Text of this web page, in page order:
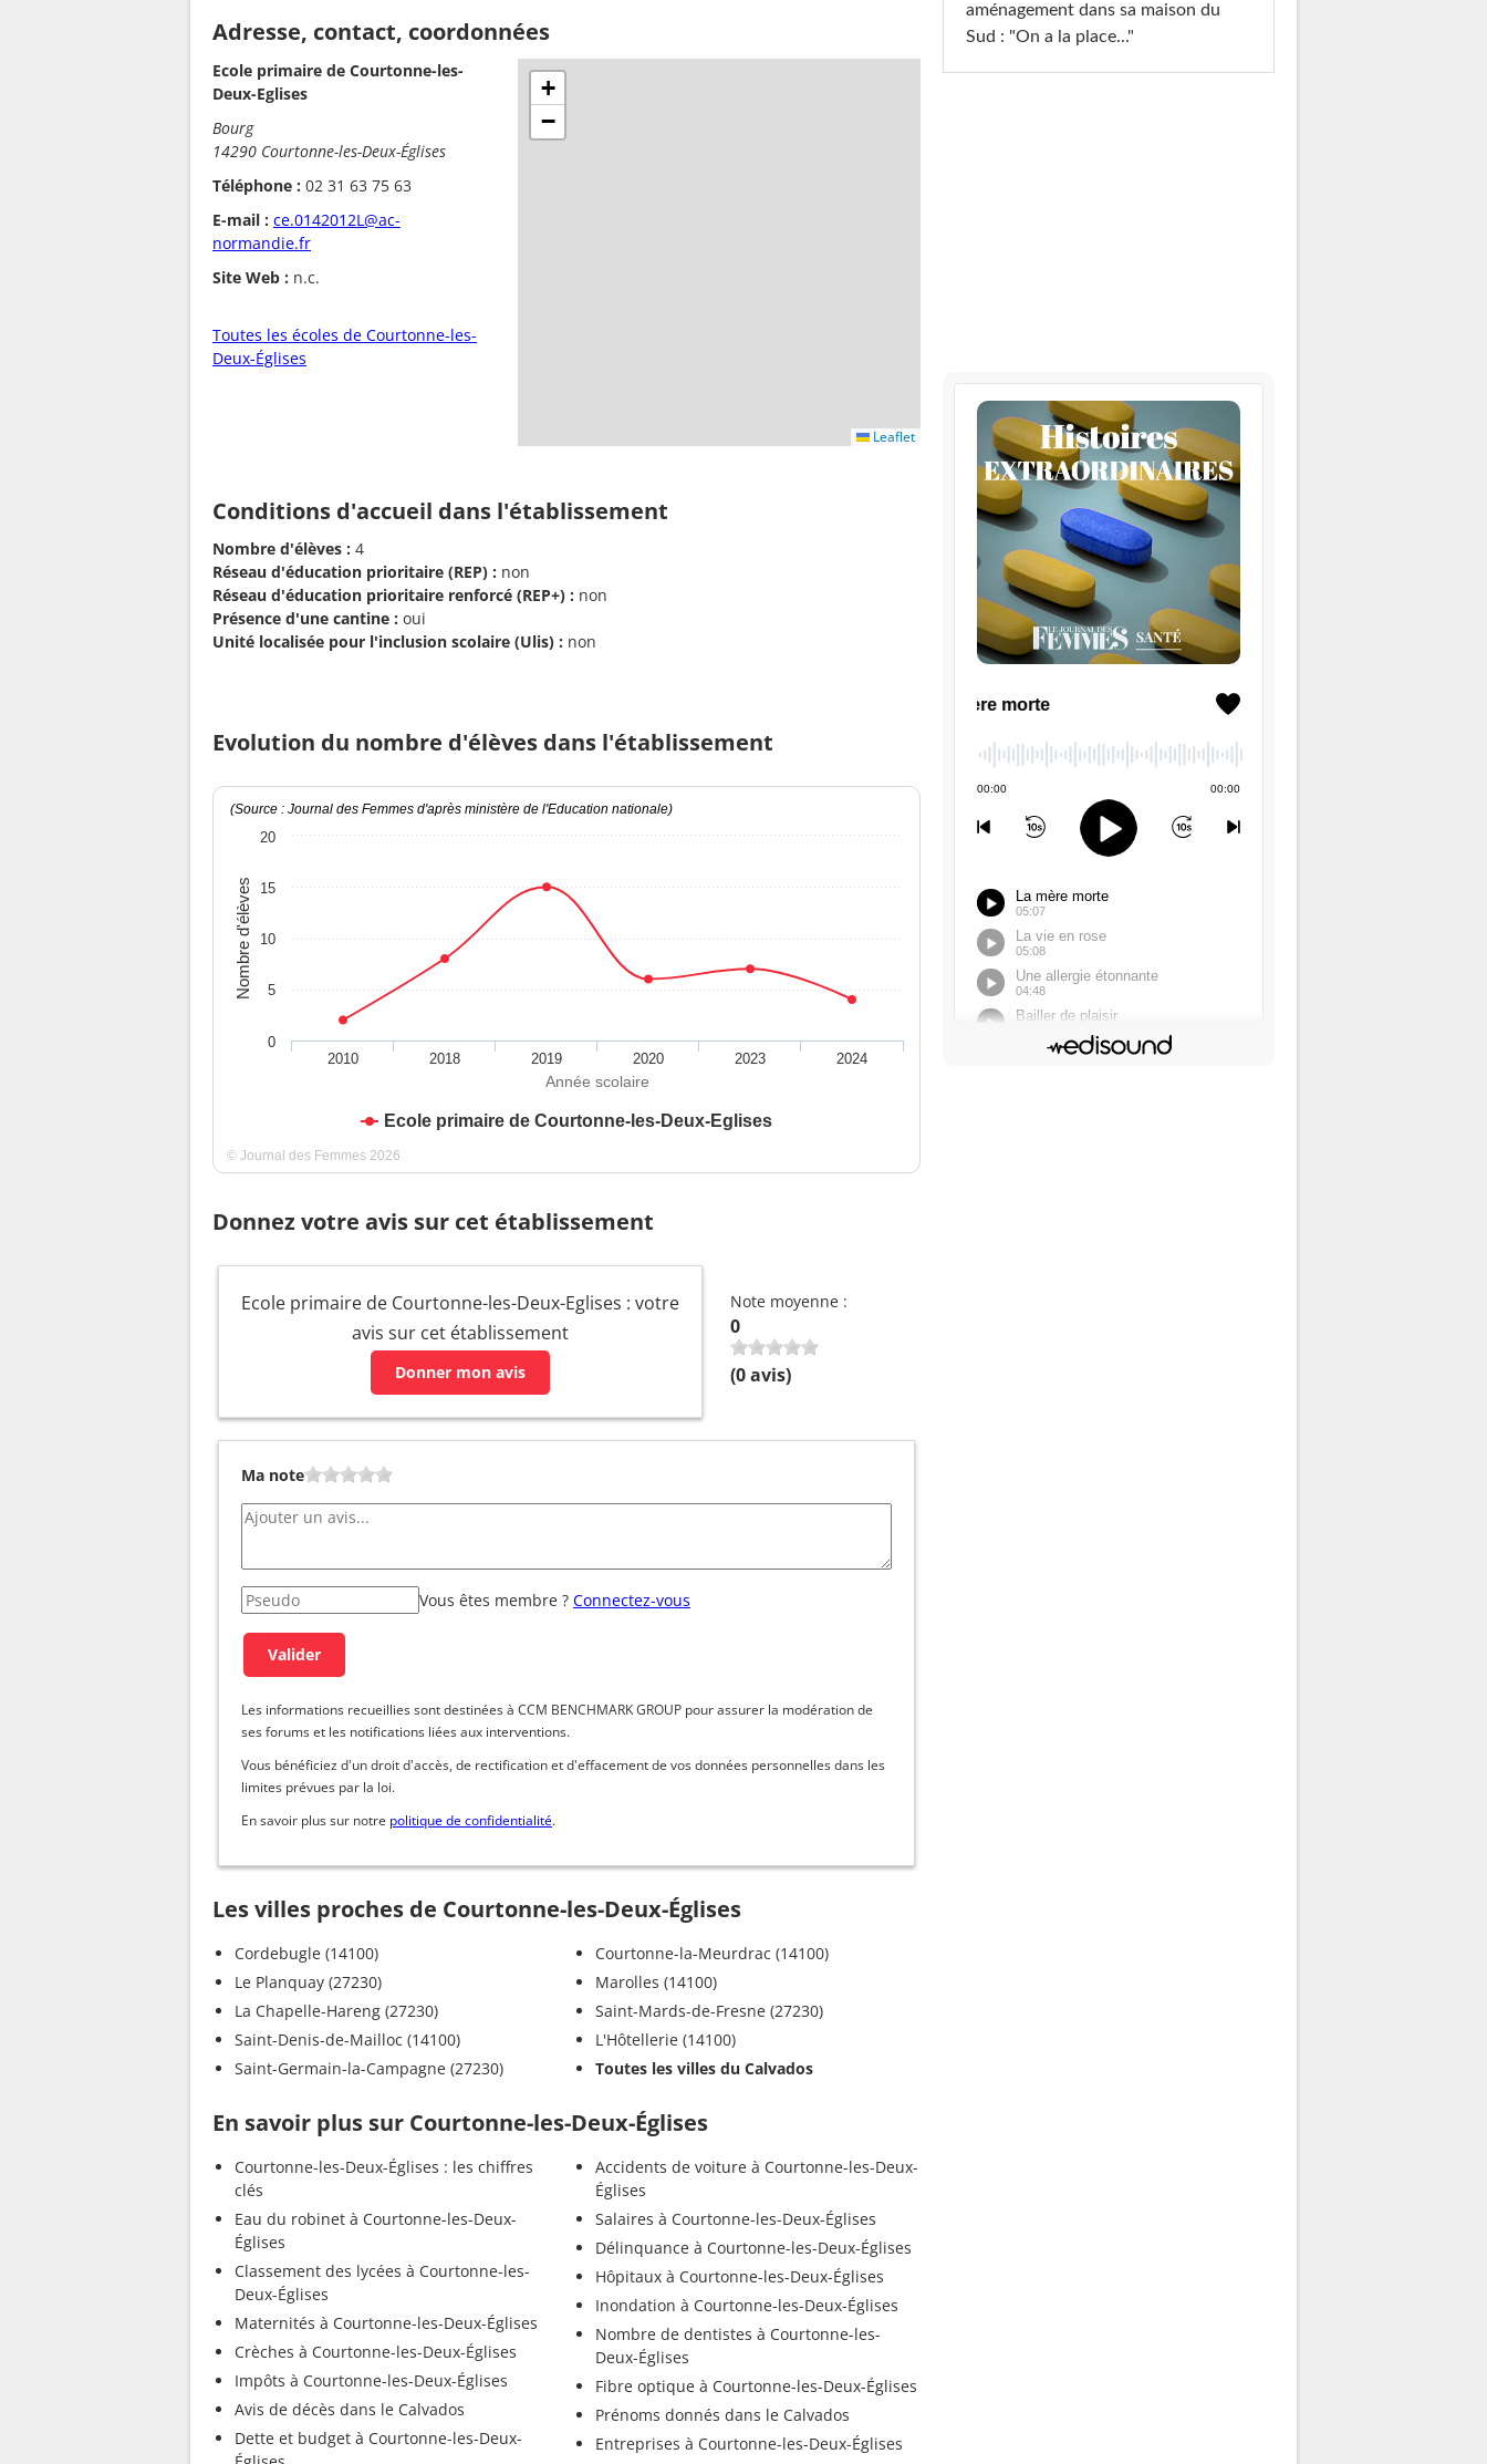
Adresse, contact, coordonnées
Ecole primaire de Courtonne-les-
Deux-Eglises
Bourg
14290 Courtonne-les-Deux-Églises
Téléphone : 02 31 63 75 63
E-mail : ce.0142012L@ac-
normandie.fr
Site Web : n.c.
Toutes les écoles de Courtonne-les-
Deux-Églises
+
−
Leaflet
Conditions d'accueil dans l'établissement
Nombre d'élèves : 4
Réseau d'éducation prioritaire (REP) : non
Réseau d'éducation prioritaire renforcé (REP+) : non
Présence d'une cantine : oui
Unité localisée pour l'inclusion scolaire (Ulis) : non
Evolution du nombre d'élèves dans l'établissement
Année scolaire
Nombre d'élèves
(Source : Journal des Femmes d'après ministère de l'Education nationale)
Ecole primaire de Courtonne-les-Deux-Eglises
2010 2018 2019 2020 2023 2024
0
5
10
15
20
© Journal des Femmes 2026
Donnez votre avis sur cet établissement
Ecole primaire de Courtonne-les-Deux-Eglises : votre
avis sur cet établissement
Donner mon avis
Note moyenne :
0
(0avis)
Ma note
Vous êtes membre ? Connectez-vous
Les informations recueillies sont destinées à CCM BENCHMARK GROUP pour assurer la modération de
ses forums et les notifications liées aux interventions.
Vous bénéficiez d'un droit d'accès, de rectification et d'effacement de vos données personnelles dans les
limites prévues par la loi.
En savoir plus sur notre politique de confidentialité.
Les villes proches de Courtonne-les-Deux-Églises
Cordebugle (14100)
Le Planquay (27230)
La Chapelle-Hareng (27230)
Saint-Denis-de-Mailloc (14100)
Saint-Germain-la-Campagne (27230)
Courtonne-la-Meurdrac (14100)
Marolles (14100)
Saint-Mards-de-Fresne (27230)
L'Hôtellerie (14100)
Toutes les villes du Calvados
En savoir plus sur Courtonne-les-Deux-Églises
Courtonne-les-Deux-Églises : les chiffres
clés
Eau du robinet à Courtonne-les-Deux-
Églises
Classement des lycées à Courtonne-les-
Deux-Églises
Maternités à Courtonne-les-Deux-Églises
Crèches à Courtonne-les-Deux-Églises
Impôts à Courtonne-les-Deux-Églises
Avis de décès dans le Calvados
Dette et budget à Courtonne-les-Deux-
Accidents de voiture à Courtonne-les-Deux-
Églises
Salaires à Courtonne-les-Deux-Églises
Délinquance à Courtonne-les-Deux-Églises
Hôpitaux à Courtonne-les-Deux-Églises
Inondation à Courtonne-les-Deux-Églises
Nombre de dentistes à Courtonne-les-
Deux-Églises
Fibre optique à Courtonne-les-Deux-Églises
Prénoms donnés dans le Calvados
Entreprises à Courtonne-les-Deux-Églises
aménagement dans sa maison du
Sud : "On a la place..."